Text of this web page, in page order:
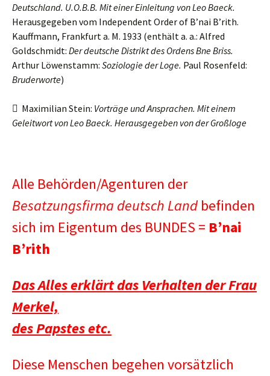
Deutschland. U.O.B.B. Mit einer Einleitung von Leo Baeck.
Herausgegeben vom Independent Order of B’nai B’rith.
Kauffmann, Frankfurt a. M. 1933 (enthält a. a.: Alfred
Goldschmidt: Der deutsche Distrikt des Ordens Bne Briss.
Arthur Löwenstamm: Soziologie der Loge. Paul Rosenfeld:
Bruderworte)
 Maximilian Stein: Vorträge und Ansprachen. Mit einem
Geleitwort von Leo Baeck. Herausgegeben von der Großloge
Alle Behörden/Agenturen der
Besatzungsfirma deutsch Landbefinden
sich im Eigentum des BUNDES = B’nai
B’rith
Das Alles erklärt das Verhalten der Frau
Merkel,
des Papstes etc.
Diese Menschen begehen vorsätzlich